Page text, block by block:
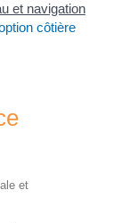
et navigation
côtière
et